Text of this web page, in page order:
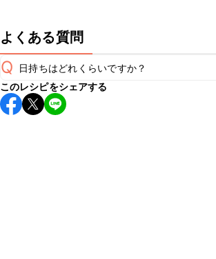
よくある質問
Q 日持ちはどれくらいですか？
保存期間は冷蔵で翌日中が目安です。なるべ
し上がりください。
このレシピをシェアする